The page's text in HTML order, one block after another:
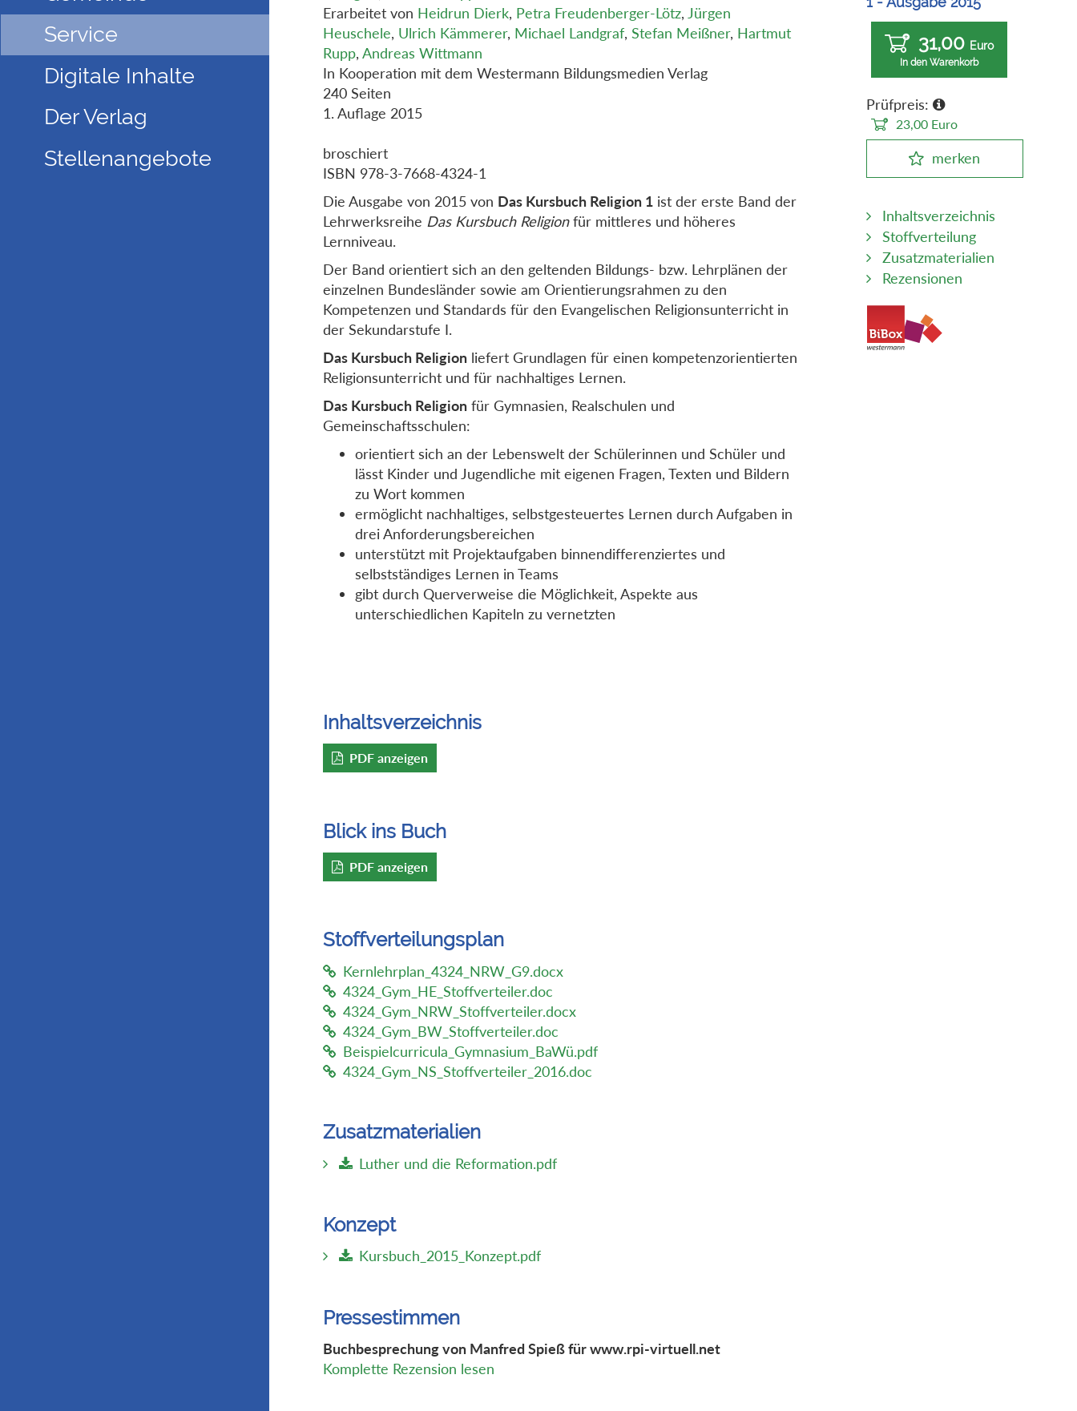
Service
Digitale Inhalte
Der Verlag
Stellenangebote
Erarbeitet von Heidrun Dierk, Petra Freudenberger-Lötz, Jürgen
Heuschele, Ulrich Kämmerer, Michael Landgraf,Stefan Meißner, Hartmut
Rupp,Andreas Wittmann
In Kooperation mit dem Westermann Bildungsmedien Verlag
240 Seiten
1. Auflage 2015
broschiert
ISBN 978-3-7668-4324-1
Die Ausgabe von 2015 von Das Kursbuch Religion 1 ist der erste Band der
Lehrwerksreihe Das Kursbuch Religionfür mittleres und höheres
Lernniveau.
Der Band orientiert sich an den geltenden Bildungs- bzw. Lehrplänen der
einzelnen Bundesländer sowie am Orientierungsrahmen zu den
Kompetenzen und Standards für den Evangelischen Religionsunterricht in
der Sekundarstufe I.
Das Kursbuch Religion liefert Grundlagen für einen kompetenzorientierten
Religionsunterricht und für nachhaltiges Lernen.
Das Kursbuch Religion für Gymnasien, Realschulen und
Gemeinschaftsschulen:
orientiert sich an der Lebenswelt der Schülerinnen und Schüler und
lässt Kinder und Jugendliche mit eigenen Fragen, Texten und Bildern
zu Wort kommen
ermöglicht nachhaltiges, selbstgesteuertes Lernen durch Aufgaben in
drei Anforderungsbereichen
unterstützt mit Projektaufgaben binnendifferenziertes und
selbstständiges Lernen in Teams
gibt durch Querverweise die Möglichkeit, Aspekte aus
unterschiedlichen Kapiteln zu vernetzten
Inhaltsverzeichnis
PDF anzeigen
Blick ins Buch
PDF anzeigen
Stoffverteilungsplan
Kernlehrplan_4324_NRW_G9.docx
4324_Gym_HE_Stoffverteiler.doc
4324_Gym_NRW_Stoffverteiler.docx
4324_Gym_BW_Stoffverteiler.doc
Beispielcurricula_Gymnasium_BaWü.pdf
4324_Gym_NS_Stoffverteiler_2016.doc
Zusatzmaterialien
Luther und die Reformation.pdf
Konzept
Kursbuch_2015_Konzept.pdf
Pressestimmen
Buchbesprechung von Manfred Spieß für www.rpi-virtuell.net
Komplette Rezension lesen
31,00 Euro
In den Warenkorb
Prüfpreis:
23,00 Euro
merken
Inhaltsverzeichnis
Stoffverteilung
Zusatzmaterialien
Rezensionen